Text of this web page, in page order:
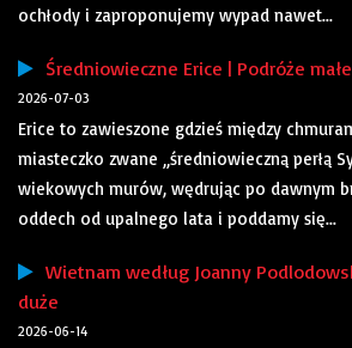
ochłody i zaproponujemy wypad nawet...
Średniowieczne Erice | Podróże
2026-07-03
Erice to zawieszone gdzieś między
miasteczko zwane „średniowieczną perłą
wiekowych murów, wędrując po dawnym
oddech od upalnego lata i poddamy się...
Wietnam według Joanny
duże
2026-06-14